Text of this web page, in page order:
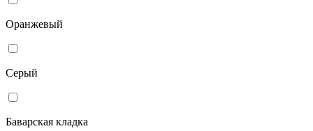
Оранжевый
Серый
Баварская кладка